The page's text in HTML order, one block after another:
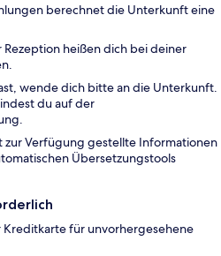
berechnet die Unterkunft eine
heißen dich bei deiner
wende dich bitte an die Unterkunft.
du auf der
zur Verfügung gestellte Informationen
Übersetzungstools
für unvorhergesehene